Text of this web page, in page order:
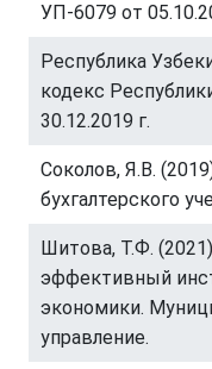
УП-6079 от
Республика
кодекс
30.12.2019 г.
Соколов, Я.В.
бухгалтерского
Шитова, Т.Ф.
эффективный
экономики.
управление.